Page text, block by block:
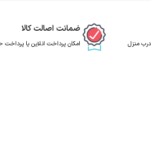
منزل
ضمانت اصالت کالا
امکان پرداخت انلاین یا